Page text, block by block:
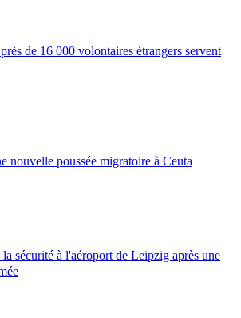
de 16 000 volontaires étrangers servent
nouvelle poussée migratoire à Ceuta
sécurité à l'aéroport de Leipzig après une